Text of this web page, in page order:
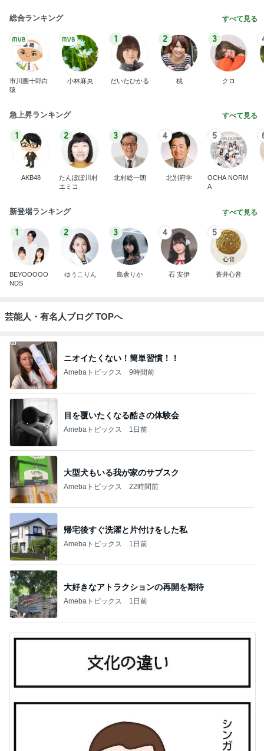
総合ランキング すべて見る
市川團十郎白
猿
小林麻央
1
だいたひかる
2
桃
3
クロ
急上昇ランキング すべて見る
1
AKB48
2
たんぽぽ川村
エミコ
3
北村総一朗
4
北別府学
5
OCHA NORM
A
新登場ランキング すべて見る
1
BEYOOOOO
NDS
2
ゆうこりん
3
島倉りか
4
石 安伊
5
蒼井心音
芸能人・有名人ブログ TOPへ
ニオイたくない！簡単習慣！！
Amebaトピックス 9時間前
目を覆いたくなる酷さの体験会
Amebaトピックス 1日前
大型犬もいる我が家のサブスク
Amebaトピックス 22時間前
帰宅後すぐ洗濯と片付けをした私
Amebaトピックス 1日前
大好きなアトラクションの再開を期待
Amebaトピックス 1日前